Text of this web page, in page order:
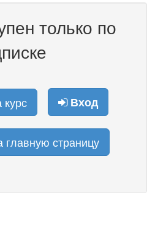
только по
курс Вход
страницу